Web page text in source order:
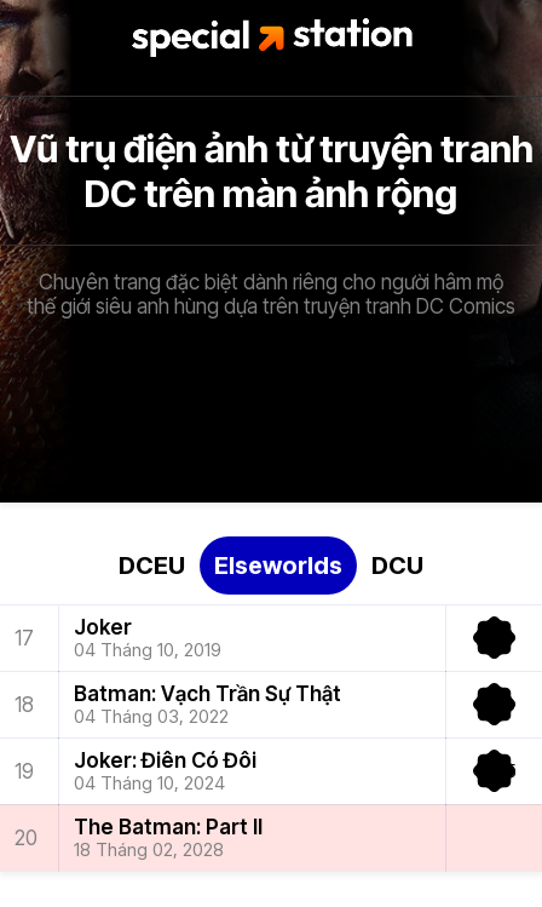
Vũ trụ điện ảnh từ truyện tranh
DC trên màn ảnh rộng
Chuyên trang đặc biệt dành riêng cho người hâm mộ
thế giới siêu anh hùng dựa trên truyện tranh DC Comics
DCEU Elseworlds DCU
Man of
Steel
14 Tháng
06, 2013
Batman v
Superman:
Dawn of
Justice
(2016)
17 Joker
04 Tháng 10, 2019
18 Batman: Vạch Trần Sự Thật
04 Tháng 03, 2022
19 Joker: Điên Có Đôi
04 Tháng 10, 2024
20 The Batman: Part II
18 Tháng 02, 2028